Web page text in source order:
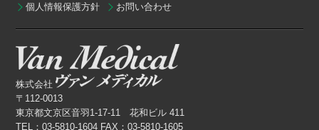
個人情報保護方針
お問い合わせ
株式会社
〒112-0013
東京都文京区音羽1-17-11 花和ビル 411
TEL：03-5810-1604 FAX：03-5810-1605